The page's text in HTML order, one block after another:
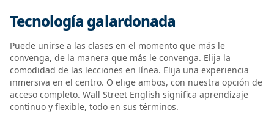
Tecnología galardonada
Puede unirse a las clases en el momento que más le
convenga, de la manera que más le convenga. Elija la
comodidad de las lecciones en línea. Elija una experiencia
inmersiva en el centro. O elige ambos, con nuestra opción de
acceso completo. Wall Street English significa aprendizaje
continuo y flexible, todo en sus términos.